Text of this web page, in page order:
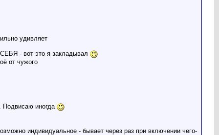
удивляет
- вот это я закладывал
от чужого
Подвисаю иногда
индивидуальное - бывает через раз при включении чего-